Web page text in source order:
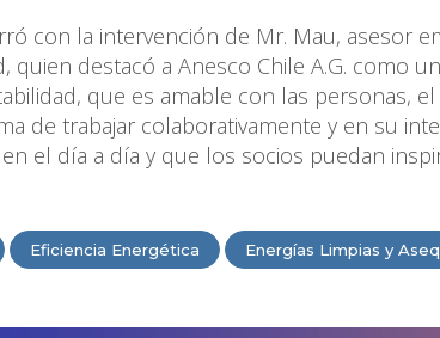
con la intervención de Mr. Mau, asesor
quien destacó a Anesco Chile A.G. como
que es amable con las personas,
de trabajar colaborativamente y en su
el día a día y que los socios puedan
Eficiencia Energética Energías Limpias y